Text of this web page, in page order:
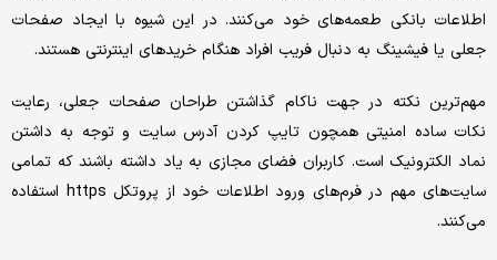
اطلاعات بانکی طعمه‌های خود می‌کنند. در این شیوه با ایجاد صفحات
جعلی یا فیشینگ به دنبال فریب افراد هنگام خریدهای اینترنتی هستند.
مهم‌ترین نکته در جهت ناکام گذاشتن طراحان صفحات جعلی، رعایت
نکات ساده امنیتی همچون تایپ کردن آدرس سایت و توجه به داشتن
نماد الکترونیک است. کاربران فضای مجازی به یاد داشته باشند که تمامی
سایت‌های مهم در فرم‌های ورود اطلاعات خود از پروتکل https استفاده
می‌کنند.